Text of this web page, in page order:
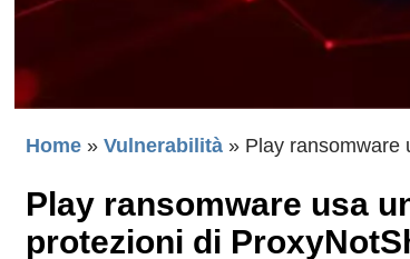
Home » Vulnerabilità » Play ransomware
Play ransomware usa
protezioni di